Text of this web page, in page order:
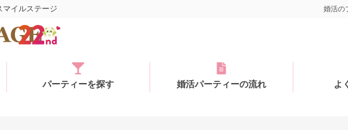
マイルステージ 婚活の
パーティーを探す 婚活パーティーの流れ よ